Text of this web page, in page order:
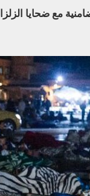
مع ضحايا